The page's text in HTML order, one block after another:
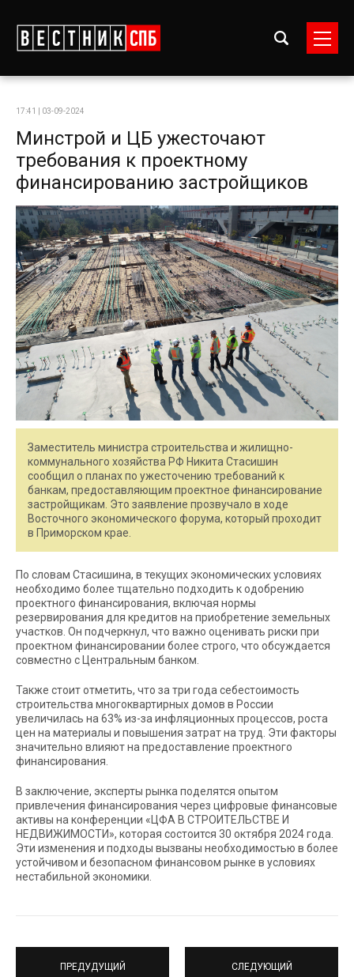
17:41 | 03-09-2024
Минстрой и ЦБ ужесточают
требования к проектному
финансированию застройщиков
Заместитель министра строительства и жилищно-
коммунального хозяйства РФ Никита Стасишин
сообщил о планах по ужесточению требований к
банкам, предоставляющим проектное финансирование
застройщикам. Это заявление прозвучало в ходе
Восточного экономического форума, который проходит
в Приморском крае.
По словам Стасишина, в текущих экономических условиях
необходимо более тщательно подходить к одобрению
проектного финансирования, включая нормы
резервирования для кредитов на приобретение земельных
участков. Он подчеркнул, что важно оценивать риски при
проектном финансировании более строго, что обсуждается
совместно с Центральным банком.
Также стоит отметить, что за три года себестоимость
строительства многоквартирных домов в России
увеличилась на 63% из-за инфляционных процессов, роста
цен на материалы и повышения затрат на труд. Эти факторы
значительно влияют на предоставление проектного
финансирования.
В заключение, эксперты рынка поделятся опытом
привлечения финансирования через цифровые финансовые
активы на конференции «ЦФА В СТРОИТЕЛЬСТВЕ И
НЕДВИЖИМОСТИ», которая состоится 30 октября 2024 года.
Эти изменения и подходы вызваны необходимостью в более
устойчивом и безопасном финансовом рынке в условиях
нестабильной экономики.
ПРЕДУДУЩИЙ СЛЕДУЮЩИЙ